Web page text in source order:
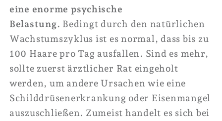
eine enorme psychische
Belastung. Bedingt durch den natürlichen
Wachstumszyklus ist es normal, dass bis zu
100 Haare pro Tag ausfallen. Sind es mehr,
sollte zuerst ärztlicher Rat eingeholt
werden, um andere Ursachen wie eine
Schilddrüsenerkrankung oder Eisenmangel
auszuschließen. Zumeist handelt es sich bei